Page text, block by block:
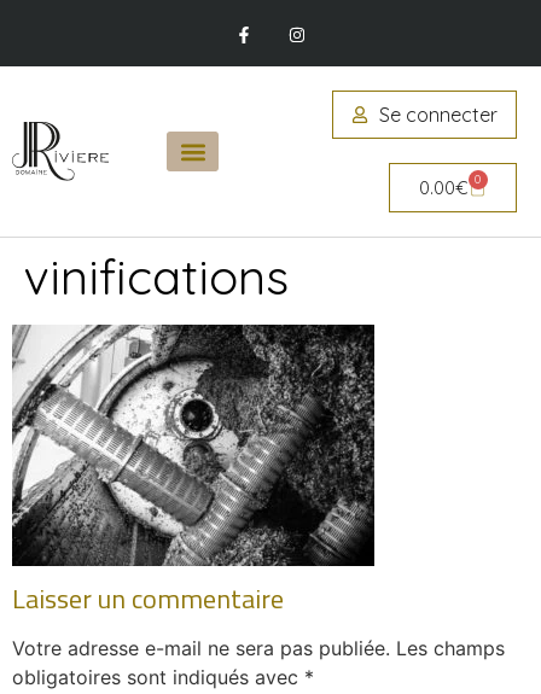
Se connecter
0.00€ 0
vinifications
Laisser un commentaire
Votre adresse e-mail ne sera pas publiée. Les champs
obligatoires sont indiqués avec *